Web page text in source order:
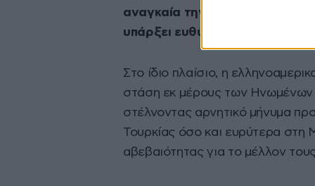
αναγκαία την άσκηση
υπάρξει ευθυγράμμιση με το
Στο ίδιο πλαίσιο, η
στάση εκ μέρους των Ηνωμένων
στέλνοντας αρνητικό μήνυμα
Τουρκίας όσο και ευρύτερα στη
αβεβαιότητας για το μέλλον